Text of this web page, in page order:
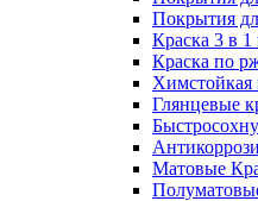
Покрытия
Краска 3 в 1
Краска по
Химстойкая
Глянцевые
Матовые